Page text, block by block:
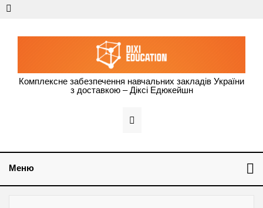
Dixi Education –
оснащення
України
Комплексне забезпечення навчальних закладів України
з доставкою – Діксі Едюкейшн
Меню